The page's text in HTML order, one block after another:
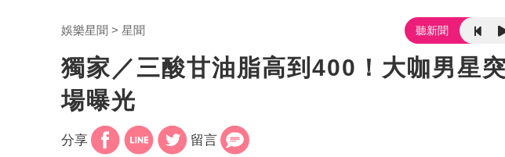
娛樂星聞 星聞 聽新聞
獨家／三酸甘油脂高到400！大咖男星
場曝光
分享 留言